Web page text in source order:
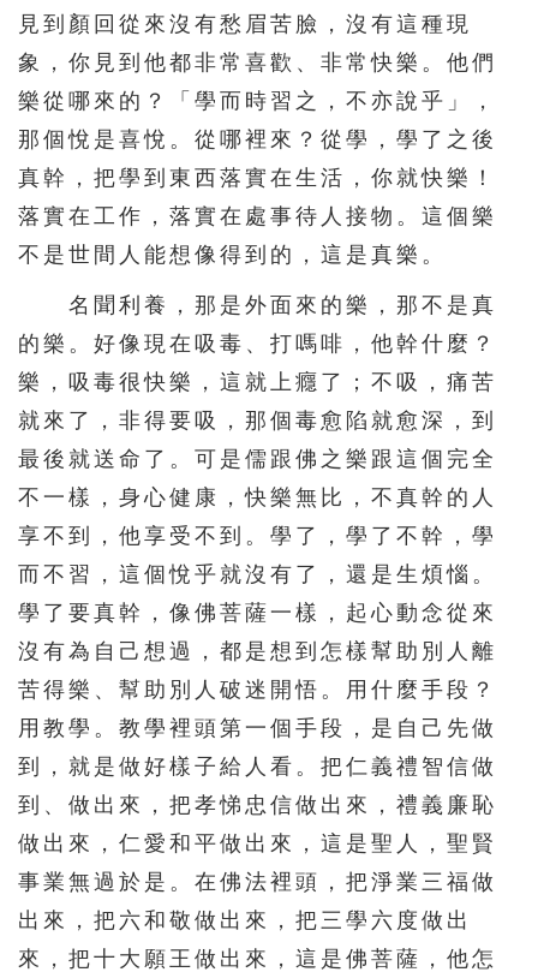
見到顏回從來沒有愁眉苦臉，沒有這種現
象，你見到他都非常喜歡、非常快樂。他們
樂從哪來的？「學而時習之，不亦說乎」，
那個悅是喜悅。從哪裡來？從學，學了之後
真幹，把學到東西落實在生活，你就快樂！
落實在工作，落實在處事待人接物。這個樂
不是世間人能想像得到的，這是真樂。
名聞利養，那是外面來的樂，那不是真
的樂。好像現在吸毒、打嗎啡，他幹什麼？
樂，吸毒很快樂，這就上癮了；不吸，痛苦
就來了，非得要吸，那個毒愈陷就愈深，到
最後就送命了。可是儒跟佛之樂跟這個完全
不一樣，身心健康，快樂無比，不真幹的人
享不到，他享受不到。學了，學了不幹，學
而不習，這個悅乎就沒有了，還是生煩惱。
學了要真幹，像佛菩薩一樣，起心動念從來
沒有為自己想過，都是想到怎樣幫助別人離
苦得樂、幫助別人破迷開悟。用什麼手段？
用教學。教學裡頭第一個手段，是自己先做
到，就是做好樣子給人看。把仁義禮智信做
到、做出來，把孝悌忠信做出來，禮義廉恥
做出來，仁愛和平做出來，這是聖人，聖賢
事業無過於是。在佛法裡頭，把淨業三福做
出來，把六和敬做出來，把三學六度做出
來，把十大願王做出來，這是佛菩薩，他怎